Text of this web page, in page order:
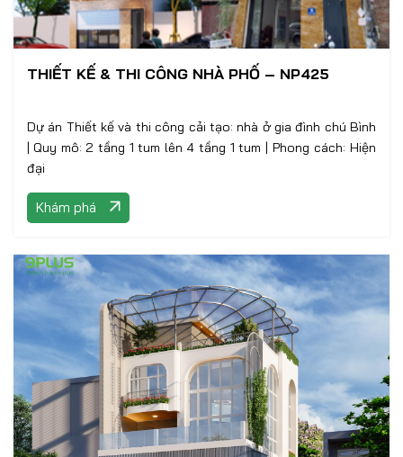
THIẾT KẾ & THI CÔNG NHÀ PHỐ – NP425
Dự án Thiết kế và thi công cải tạo: nhà ở gia đình chú Bình
đại
Khám phá